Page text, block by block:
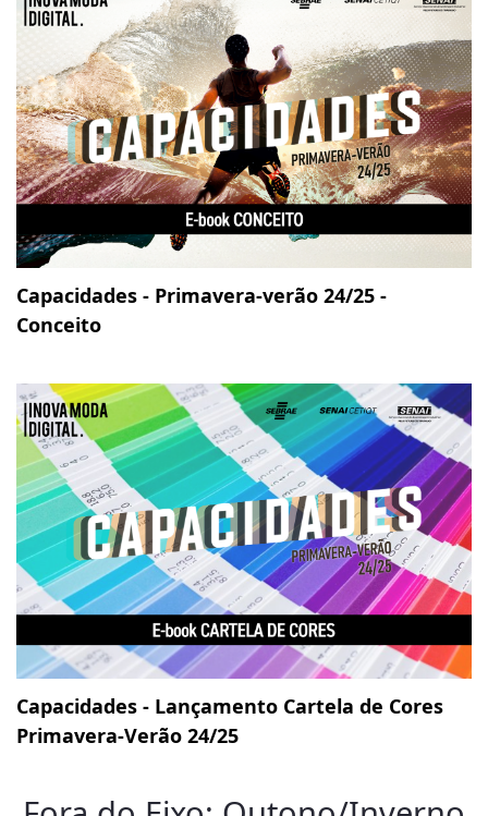
Capacidades - Primavera-verão 24/25 -
Conceito
Capacidades - Lançamento Cartela de Cores
Primavera-Verão 24/25